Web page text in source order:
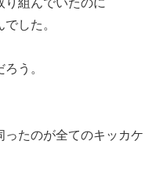
した。
う。
たのが全てのキッカケ